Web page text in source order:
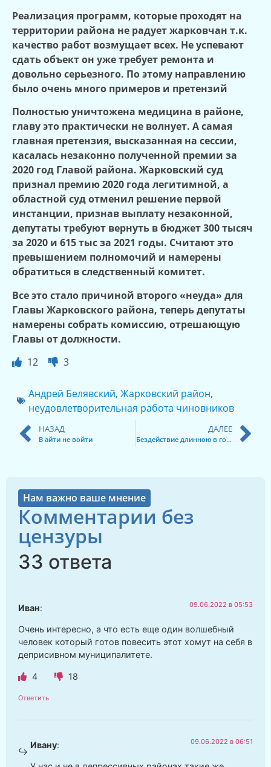
Реализация программ, которые проходят на
территории района не радует жарковчан т.к.
качество работ возмущает всех. Не успевают
сдать объект он уже требует ремонта и
довольно серьезного. По этому направлению
было очень много примеров и претензий
Полностью уничтожена медицина в районе,
главу это практически не волнует. А самая
главная претензия, высказанная на сессии,
касалась незаконно полученной премии за
2020 год Главой района. Жарковский суд
признал премию 2020 года легитимной, а
областной суд отменил решение первой
инстанции, признав выплату незаконной,
депутаты требуют вернуть в бюджет 300 тысяч
за 2020 и 615 тыс за 2021 годы. Считают это
превышением полномочий и намерены
обратиться в следственный комитет.
Все это стало причиной второго «неуда» для
Главы Жарковского района, теперь депутаты
намерены собрать комиссию, отрешающую
Главы от должности.
12
3
Андрей Белявский, Жарковский район,
неудовлетворительная работа чиновников
НАЗАД
В айти не войти
ДАЛЕЕ
Бездействие длинною в годы
Нам важно ваше мнение
Комментарии без
цензуры
33 ответа
Иван: 09.06.2022 в 05:53
Очень интересно, а что есть еще один волшебный
человек который готов повесить этот хомут на себя в
деприсивном муниципалитете.
4 18
Ответить
Ивану: 09.06.2022 в 06:51